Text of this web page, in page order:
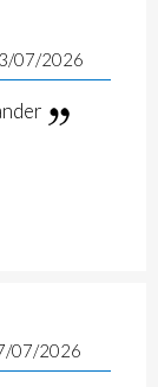
07/2026
07/2026